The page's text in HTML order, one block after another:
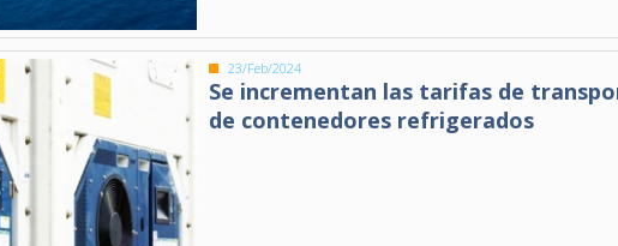
23/Feb/2024
Se incrementan las tarifas de
de contenedores refrigerados